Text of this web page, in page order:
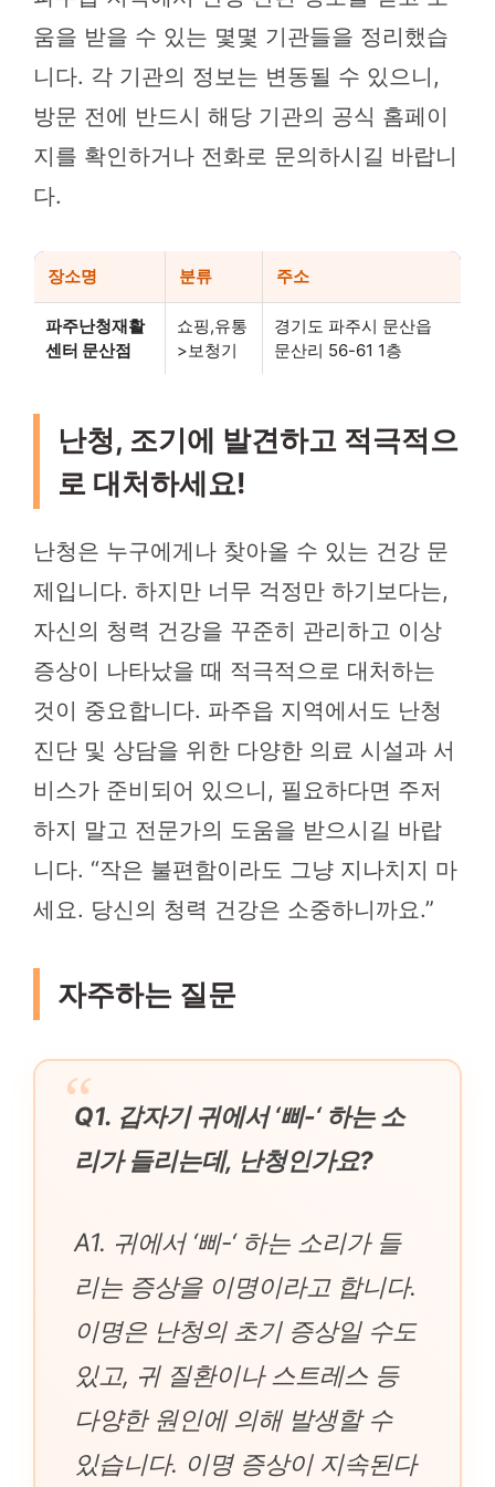
움을 받을 수 있는 몇몇 기관들을 정리했습
니다. 각 기관의 정보는 변동될 수 있으니,
방문 전에 반드시 해당 기관의 공식 홈페이
지를 확인하거나 전화로 문의하시길 바랍니
다.
장소명 분류 주소
파주난청재활
센터 문산점
쇼핑,유통
>보청기
경기도 파주시 문산읍
문산리 56-61 1층
난청, 조기에 발견하고 적극적으
로 대처하세요!
난청은 누구에게나 찾아올 수 있는 건강 문
제입니다. 하지만 너무 걱정만 하기보다는,
자신의 청력 건강을 꾸준히 관리하고 이상
증상이 나타났을 때 적극적으로 대처하는
것이 중요합니다. 파주읍 지역에서도 난청
진단 및 상담을 위한 다양한 의료 시설과 서
비스가 준비되어 있으니, 필요하다면 주저
하지 말고 전문가의 도움을 받으시길 바랍
니다. “작은 불편함이라도 그냥 지나치지 마
세요. 당신의 청력 건강은 소중하니까요.”
자주하는 질문
Q1. 갑자기 귀에서 ‘삐-‘ 하는 소
리가 들리는데, 난청인가요?
A1. 귀에서 ‘삐-‘ 하는 소리가 들
리는 증상을 이명이라고 합니다.
이명은 난청의 초기 증상일 수도
있고, 귀 질환이나 스트레스 등
다양한 원인에 의해 발생할 수
있습니다. 이명 증상이 지속된다